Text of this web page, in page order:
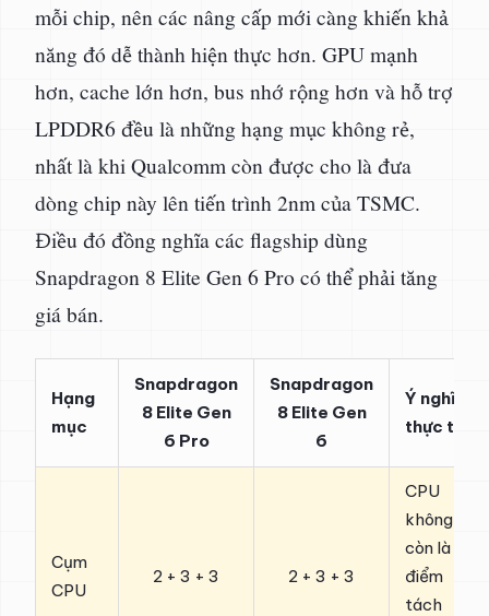
mỗi chip, nên các nâng cấp mới càng khiến khả
năng đó dễ thành hiện thực hơn. GPU mạnh
hơn, cache lớn hơn, bus nhớ rộng hơn và hỗ trợ
LPDDR6 đều là những hạng mục không rẻ,
nhất là khi Qualcomm còn được cho là đưa
dòng chip này lên tiến trình 2nm của TSMC.
Điều đó đồng nghĩa các flagship dùng
Snapdragon 8 Elite Gen 6 Pro có thể phải tăng
giá bán.
Hạng
mục
Snapdragon
8 Elite Gen
6 Pro
Snapdragon
8 Elite Gen
6
Ý nghĩa
thực tế
Cụm
CPU
2 + 3 + 3 2 + 3 + 3
CPU
không
còn là
điểm
tách